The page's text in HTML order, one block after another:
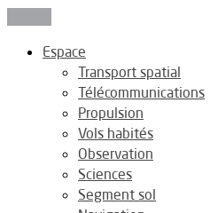
Espace
Transport spatial
Télécommunications
Propulsion
Vols habités
Observation
Sciences
Segment sol